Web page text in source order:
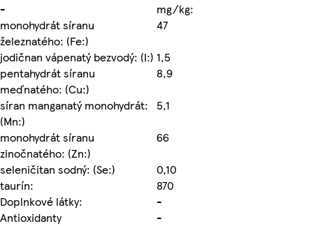
-
mg/kg:
monohydrát síranu
železnatého: (Fe:)
47
jodičnan vápenatý bezvodý: (I:) 1,5
pentahydrát síranu
meďnatého: (Cu:)
8,9
síran manganatý monohydrát:
(Mn:)
5,1
monohydrát síranu
zinočnatého: (Zn:)
66
seleničitan sodný: (Se:)
0,10
taurín:
870
Doplnkové látky:
-
Antioxidanty
-